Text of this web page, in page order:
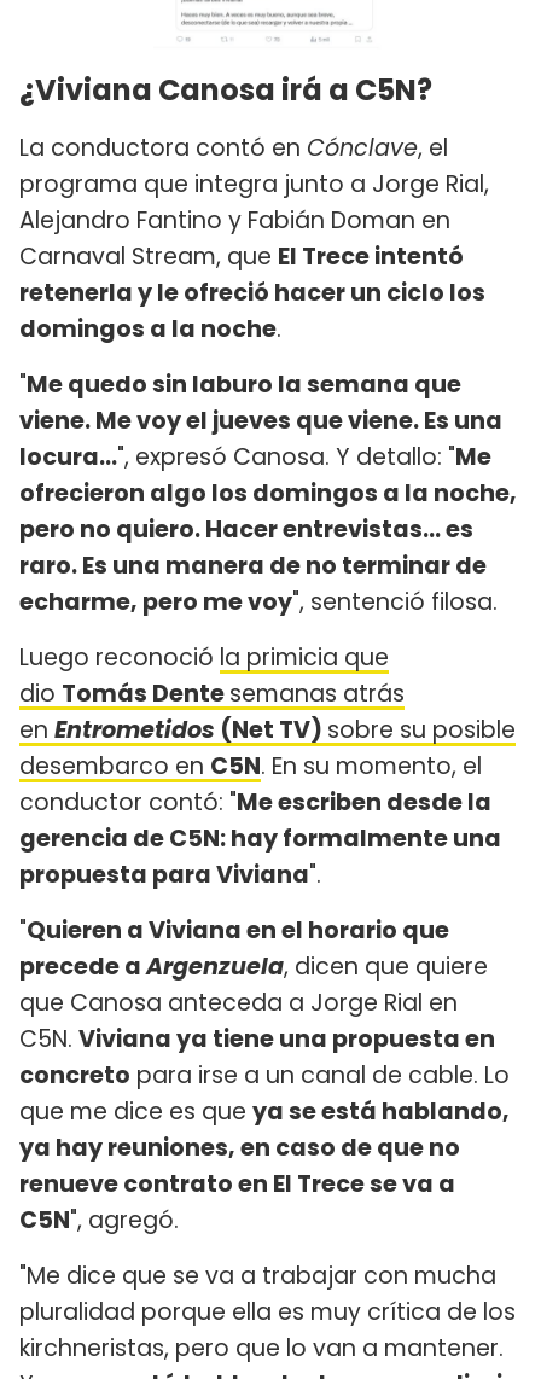
¿Viviana Canosa irá a C5N?
La conductora contó en Cónclave, el
programa que integra junto a Jorge Rial,
Alejandro Fantino y Fabián Doman en
Carnaval Stream, que El Trece intentó
retenerla y le ofreció hacer un ciclo los
domingos a la noche.
"Me quedo sin laburo la semana que
viene. Me voy el jueves que viene. Es una
locura...", expresó Canosa. Y detallo: "Me
ofrecieron algo los domingos a la noche,
pero no quiero. Hacer entrevistas... es
raro. Es una manera de no terminar de
echarme, pero me voy", sentenció filosa.
Luego reconoció la primicia que
dio Tomás Dentesemanas atrás
en Entrometidos (Net TV) sobre su posible
desembarco en C5N. En su momento, el
conductor contó: "Me escriben desde la
gerencia de C5N: hay formalmente una
propuesta para Viviana".
"Quieren a Viviana en el horario que
precede aArgenzuela, dicen que quiere
que Canosa anteceda a Jorge Rial en
C5N. Viviana ya tiene una propuesta en
concreto para irse a un canal de cable. Lo
que me dice es que ya se está hablando,
ya hay reuniones, en caso de que no
renueve contrato en El Trece se va a
C5N", agregó.
"Me dice que se va a trabajar con mucha
pluralidad porque ella es muy crítica de los
kirchneristas, pero que lo van a mantener.